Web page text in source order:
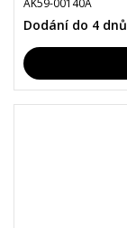
AK59-00140A
Dodání do 4 dnů